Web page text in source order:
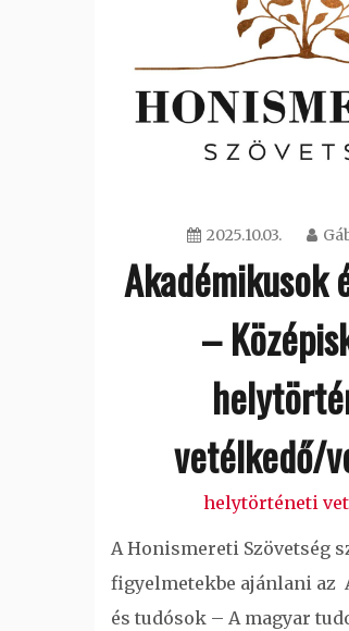
2025.10.03.
Akadémikusok
–
vetélkedő/
helytörténeti
A Honismereti Szövetség
figyelmetekbe ajánlani az
és tudósok – A magyar